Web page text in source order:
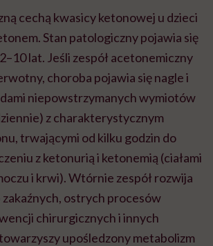
cechą kwasicy ketonowej u dzieci
Stan patologiczny pojawia się
lat. Jeśli zespół acetonemiczny
choroba pojawia się nagle i
niepowstrzymanych wymiotów
z charakterystycznym
trwającymi od kilku godzin do
z ketonurią i ketonemią (ciałami
i krwi). Wtórnie zespół rozwija
zakaźnych, ostrych procesów
chirurgicznych i innych
upośledzony metabolizm